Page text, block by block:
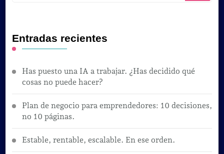
Entradas recientes
Has puesto una IA a trabajar. ¿Has decidido qué
cosas no puede hacer?
Plan de negocio para emprendedores: 10 decisiones,
no 10 páginas.
Estable, rentable, escalable. En ese orden.